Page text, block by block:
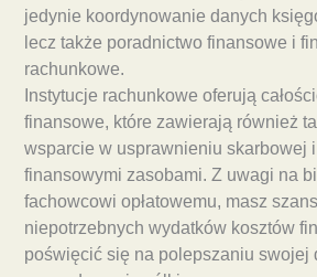
jedynie koordynowanie danych
lecz także poradnictwo finansowe i
rachunkowe.
Instytucje rachunkowe oferują
finansowe, które zawierają również
wsparcie w usprawnieniu skarbowej
finansowymi zasobami. Z uwagi na
fachowcowi opłatowemu, masz
niepotrzebnych wydatków kosztów
poświęcić się na polepszaniu swojej